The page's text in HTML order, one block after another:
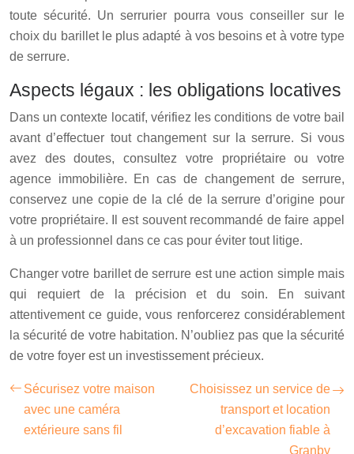
toute sécurité. Un serrurier pourra vous conseiller sur le
choix du barillet le plus adapté à vos besoins et à votre type
de serrure.
Aspects légaux : les obligations locatives
Dans un contexte locatif, vérifiez les conditions de votre bail
avant d’effectuer tout changement sur la serrure. Si vous
avez des doutes, consultez votre propriétaire ou votre
agence immobilière. En cas de changement de serrure,
conservez une copie de la clé de la serrure d’origine pour
votre propriétaire. Il est souvent recommandé de faire appel
à un professionnel dans ce cas pour éviter tout litige.
Changer votre barillet de serrure est une action simple mais
qui requiert de la précision et du soin. En suivant
attentivement ce guide, vous renforcerez considérablement
la sécurité de votre habitation. N’oubliez pas que la sécurité
de votre foyer est un investissement précieux.
Sécurisez votre maison
avec une caméra
extérieure sans fil
Choisissez un service de
transport et location
d’excavation fiable à
Granby